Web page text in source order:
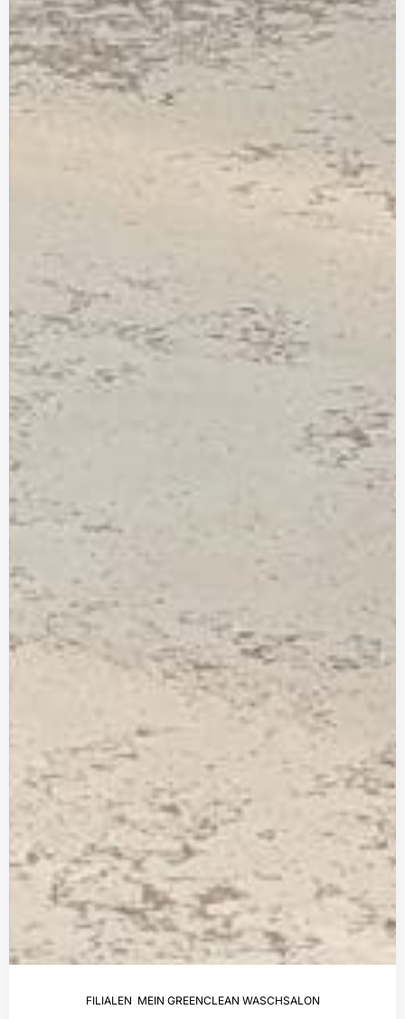
FILIALEN MEIN GREENCLEAN WASCHSALON